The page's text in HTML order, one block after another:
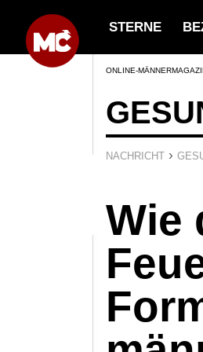
STERNE
ONLINE-
NACHRICHT ›
Wie